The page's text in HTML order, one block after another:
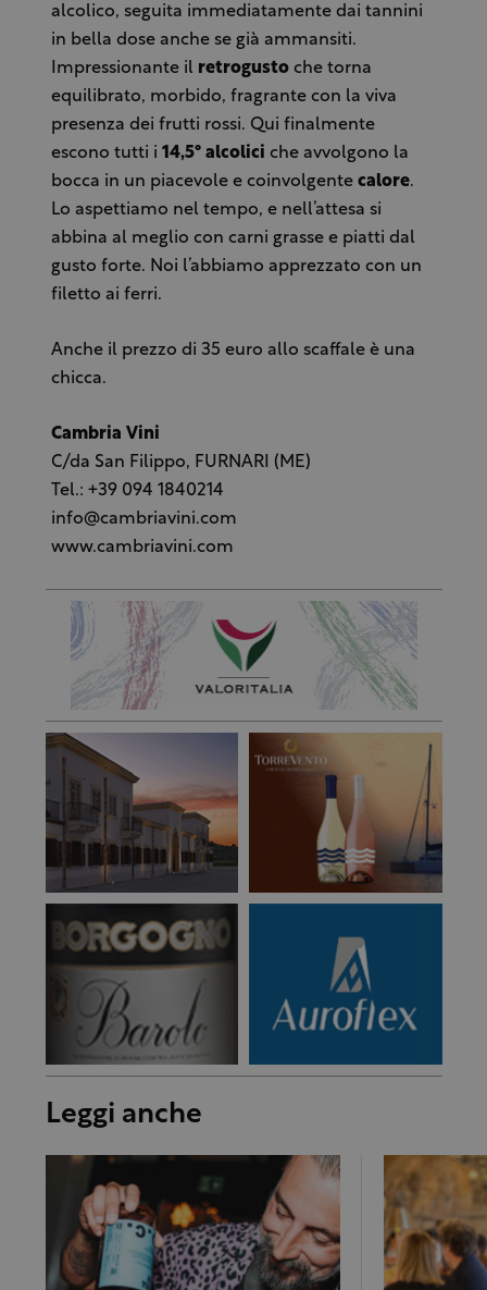
alcolico, seguita immediatamente dai tannini
in bella dose anche se già ammansiti.
Impressionante il retrogustoche torna
equilibrato, morbido, fragrante con la viva
presenza dei frutti rossi. Qui finalmente
escono tutti i 14,5° alcolici che avvolgono la
bocca in un piacevole e coinvolgente calore.
Lo aspettiamo nel tempo, e nell’attesa si
abbina al meglio con carni grasse e piatti dal
gusto forte. Noi l’abbiamo apprezzato con un
filetto ai ferri.
Anche il prezzo di 35 euro allo scaffale è una
chicca.
Cambria Vini
C/da San Filippo, FURNARI (ME)
Tel.: +39 094 1840214
info@cambriavini.com
www.cambriavini.com
Leggi anche